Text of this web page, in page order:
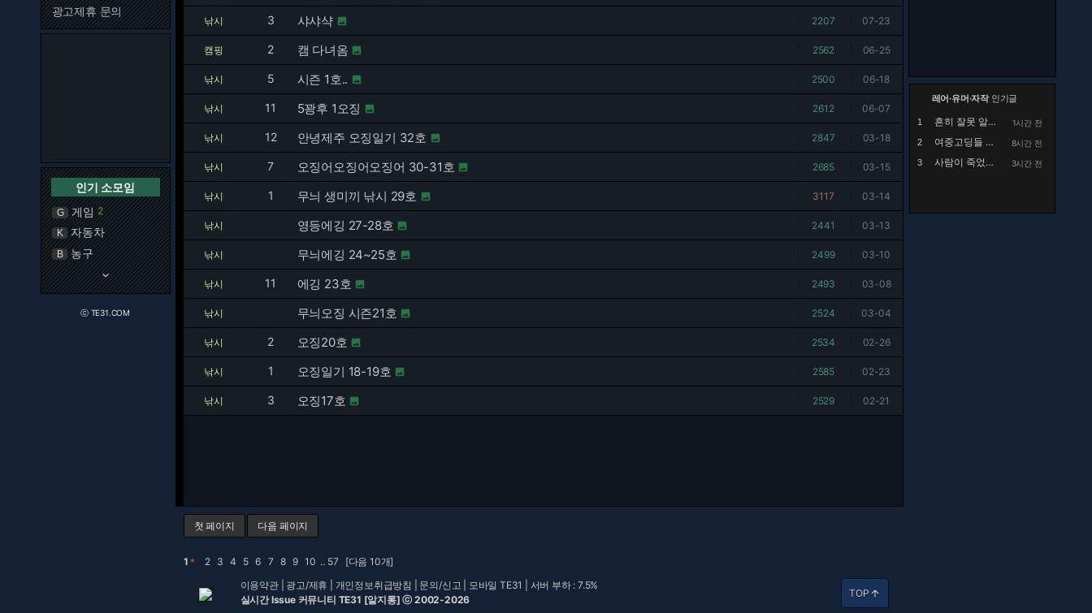
광고제휴 문의
인기 소모임
G 게임 2
K 자동차
B 농구
keyboard_arrow_down
ⓒ TE31.COM
낚시 3 샤샤샥  2207 07-23
캠핑 2 캠 다녀옴  2562 06-25
낚시 5 시즌 1호..  2500 06-18
낚시 11 5꽝후 1오징  2612 06-07
낚시 12 안녕제주 오징일기 32호  2847 03-18
낚시 7 오징어오징어오징어 30-31호  2685 03-15
낚시 1 무늬 생미끼 낚시 29호  3117 03-14
낚시 영등에깅 27-28호  2441 03-13
낚시 무늬에깅 24~25호  2499 03-10
낚시 11 에깅 23호  2493 03-08
낚시 무늬오징 시즌21호  2524 03-04
낚시 2 오징20호  2534 02-26
낚시 1 오징일기 18-19호  2585 02-23
낚시 3 오징17호  2529 02-21
첫 페이지 다음 페이지
1 ＊ 2 3 4 5 6 7 8 9 10 ..57
[다음 10개]
이용약관| 광고/제휴 개인정보취급방침 문의/신고 모바일 TE31
| 서버 부하 : 7.5%
실시간 Issue 커뮤니티 TE31 [알지롱] ⓒ 2002-2026
TOP arrow_upward
레어·유머·자작인기글
1 흔히 잘못 알고있는 행주대첩의 실체
1시간 전
2
여중고딩들 사이에 핫하다는 집사카페
8시간 전
3
사람이 죽었는데 드립 치는건 좀 아닌듯 3시간 전